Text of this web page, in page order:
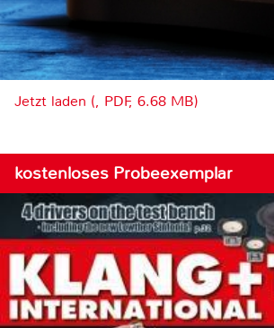
Jetzt laden (, PDF, 6.68 MB)
kostenloses Probeexemplar